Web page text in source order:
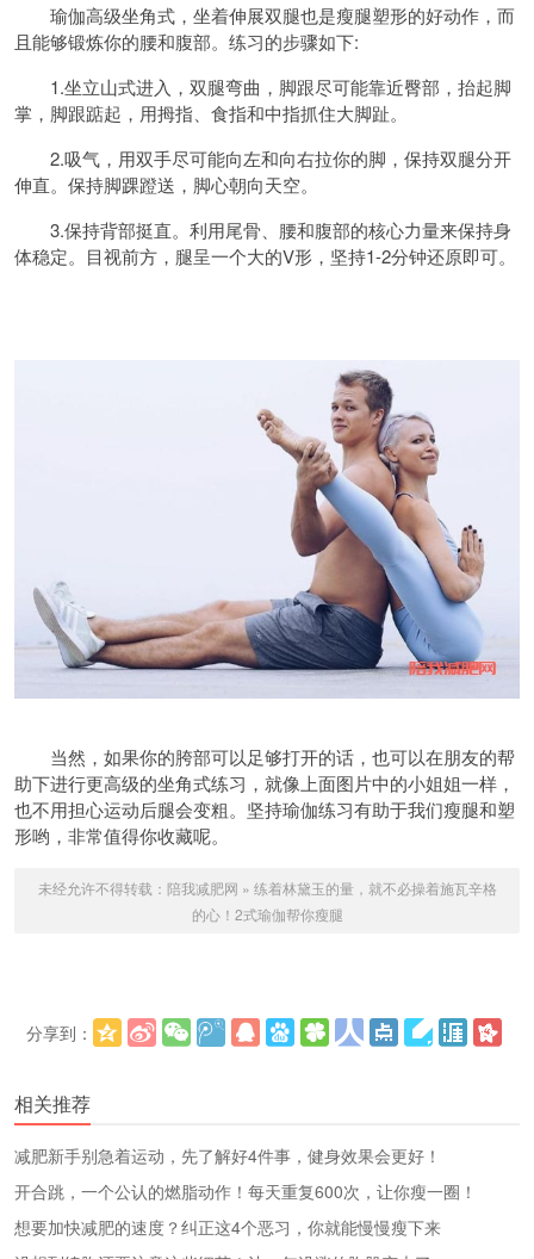
瑜伽高级坐角式，坐着伸展双腿也是瘦腿塑形的好动作，而
且能够锻炼你的腰和腹部。练习的步骤如下:
1.坐立山式进入，双腿弯曲，脚跟尽可能靠近臀部，抬起脚
掌，脚跟踮起，用拇指、食指和中指抓住大脚趾。
2.吸气，用双手尽可能向左和向右拉你的脚，保持双腿分开
伸直。保持脚踝蹬送，脚心朝向天空。
3.保持背部挺直。利用尾骨、腰和腹部的核心力量来保持身
体稳定。目视前方，腿呈一个大的V形，坚持1-2分钟还原即可。
当然，如果你的胯部可以足够打开的话，也可以在朋友的帮
助下进行更高级的坐角式练习，就像上面图片中的小姐姐一样，
也不用担心运动后腿会变粗。坚持瑜伽练习有助于我们瘦腿和塑
形哟，非常值得你收藏呢。
未经允许不得转载： 陪我减肥网 » 练着林黛玉的量，就不必操着施瓦辛格
的心！2式瑜伽帮你瘦腿
分享到：
相关推荐
减肥新手别急着运动，先了解好4件事，健身效果会更好！
开合跳，一个公认的燃脂动作！每天重复600次，让你瘦一圈！
想要加快减肥的速度？纠正这4个恶习，你就能慢慢瘦下来